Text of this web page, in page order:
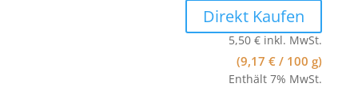
Direkt Kaufen
5,50€ inkl. MwSt.
(9,17€ / 100 g)
Enthält 7% MwSt.